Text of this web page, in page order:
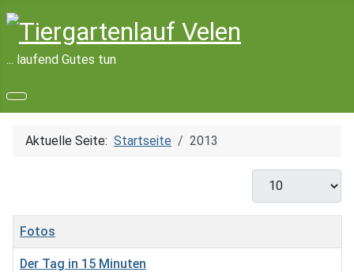
... laufend Gutes tun
Aktuelle Seite: Startseite 2013
Anzeige #
Titel
Fotos
Der Tag in 15 Minuten